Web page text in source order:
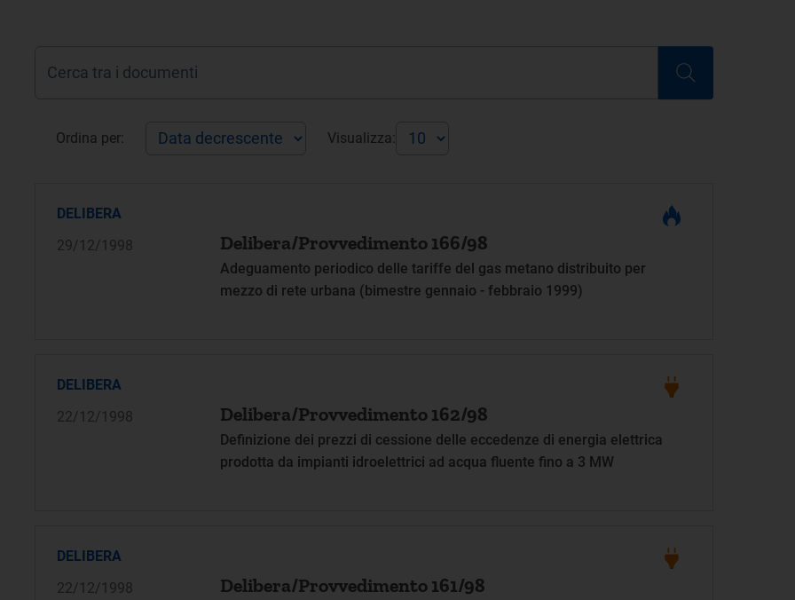
Ordina per: Visualizza:
DELIBERA
29/12/1998
Delibera/Provvedimento 166/98
Adeguamento periodico delle tariffe del gas metano distribuito per
mezzo di rete urbana (bimestre gennaio - febbraio 1999)
DELIBERA
22/12/1998
Delibera/Provvedimento 162/98
Definizione dei prezzi di cessione delle eccedenze di energia elettrica
prodotta da impianti idroelettrici ad acqua fluente fino a 3 MW
DELIBERA
22/12/1998
Delibera/Provvedimento 161/98